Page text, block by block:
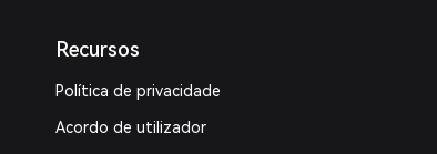
Recursos
Política de privacidade
Acordo de utilizador